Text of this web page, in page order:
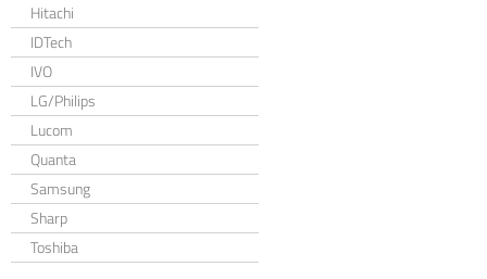
Hitachi
IDTech
IVO
LG/Philips
Lucom
Quanta
Samsung
Sharp
Toshiba